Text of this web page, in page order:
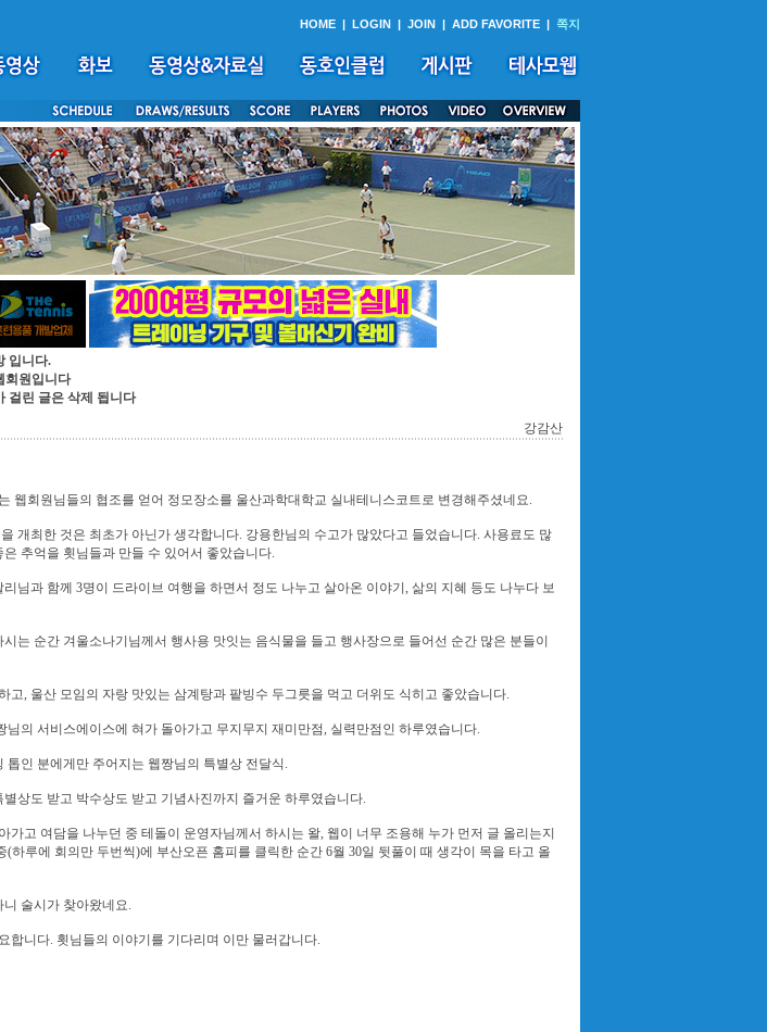
HOME | LOGIN | JOIN | ADD FAVORITE | 쪽지
입니다.
회원입니다
걸린 글은 삭제 됩니다
강감산
웹회원님들의 협조를 얻어 정모장소를 울산과학대학교 실내테니스코트로 변경해주셨네요.
개최한 것은 최초가 아닌가 생각합니다. 강용한님의 수고가 많았다고 들었습니다. 사용료도 많
추억을 횟님들과 만들 수 있어서 좋았습니다.
님과 함께 3명이 드라이브 여행을 하면서 정도 나누고 살아온 이야기, 삶의 지혜 등도 나누다 보
는 순간 겨울소나기님께서 행사용 맛잇는 음식물을 들고 행사장으로 들어선 순간 많은 분들이
고, 울산 모임의 자랑 맛있는 삼계탕과 팥빙수 두그릇을 먹고 더위도 식히고 좋았습니다.
의 서비스에이스에 혀가 돌아가고 무지무지 재미만점, 실력만점인 하루였습니다.
인 분에게만 주어지는 웹짱님의 특별상 전달식.
상도 받고 박수상도 받고 기념사진까지 즐거운 하루였습니다.
가고 여담을 나누던 중 테돌이 운영자님께서 하시는 왈, 웹이 너무 조용해 누가 먼저 글 올리는지
하루에 회의만 두번씩)에 부산오픈 홈피를 클릭한 순간 6월 30일 뒷풀이 때 생각이 목을 타고 올
술시가 찾아왔네요.
합니다. 횟님들의 이야기를 기다리며 이만 물러갑니다.